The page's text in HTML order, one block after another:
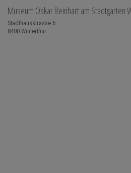
Klavierrezital
Samstag, 19.09, 19:30 in Ascona
WEITER...
Museum Oskar Reinhart am Stadtgarten
Stadthausstrasse 6
8400 Winterthur